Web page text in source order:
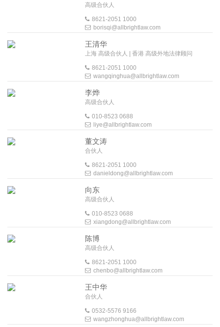
高级合伙人
8621-2051 1000
borisqi@allbrightlaw.com
王清华
上海 高级合伙人 | 香港 高级外地法律顾问
8621-2051 1000
wangqinghua@allbrightlaw.com
李烨
高级合伙人
010-8523 0688
liye@allbrightlaw.com
董文涛
合伙人
8621-2051 1000
danieldong@allbrightlaw.com
向东
高级合伙人
010-8523 0688
xiangdong@allbrightlaw.com
陈博
高级合伙人
8621-2051 1000
chenbo@allbrightlaw.com
王中华
合伙人
0532-5576 9166
wangzhonghua@allbrightlaw.com